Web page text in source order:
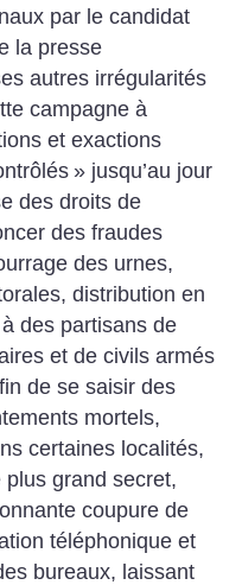
par le candidat
la presse
autres irrégularités
campagne à
et exactions
» jusqu’au jour
des droits de
des fraudes
des urnes,
distribution en
des partisans de
et de civils armés
de se saisir des
mortels,
certaines localités,
grand secret,
coupure de
téléphonique et
bureaux, laissant